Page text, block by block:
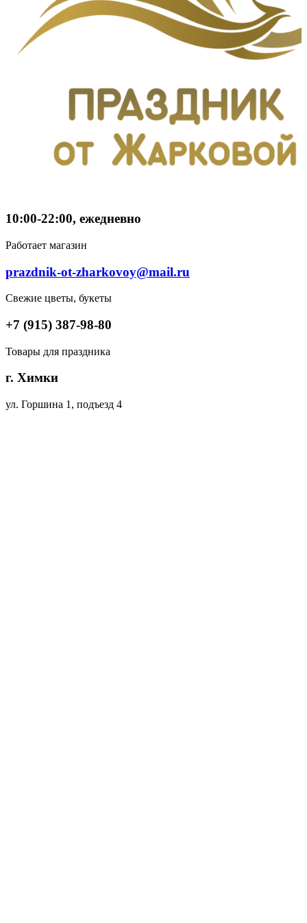
10:00-22:00, ежедневно
Работает магазин
prazdnik-ot-zharkovoy@mail.ru
Свежие цветы, букеты
+7 (915) 387-98-80
Товары для праздника
г. Химки
ул. Горшина 1, подъезд 4